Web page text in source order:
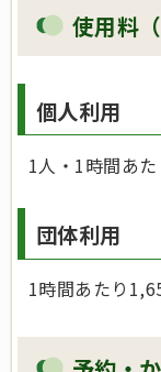
使用料（
個人利用
1人・1時間あ
団体利用
1時間あたり